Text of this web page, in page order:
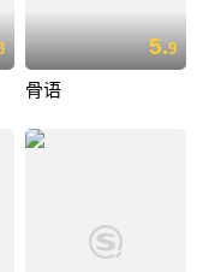
5.9
骨语